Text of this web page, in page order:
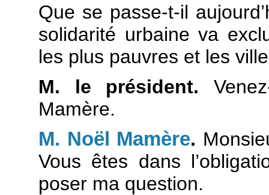
Que se passe-t-il
solidarité urbaine va
les plus pauvres et les
M. le président.
Mamère.
M. Noël Mamère.
Vous êtes dans
poser ma question.